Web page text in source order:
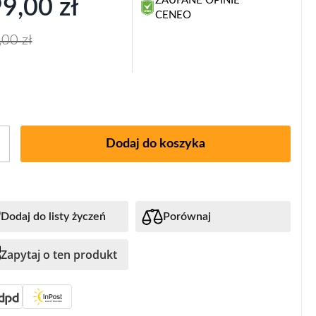
zł
zł
CENEO
Dodaj do koszyka
Dodaj do listy życzeń Porównaj
Zapytaj o ten produkt